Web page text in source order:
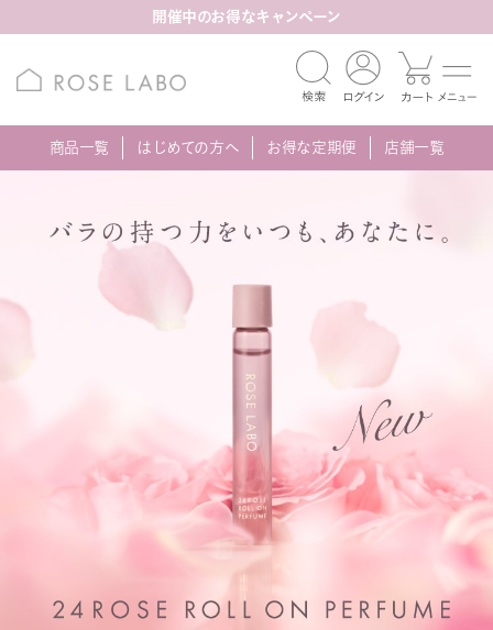
開催中のお得なキャンペーン
商品一覧 はじめての方へ お得な定期便 店舗一覧